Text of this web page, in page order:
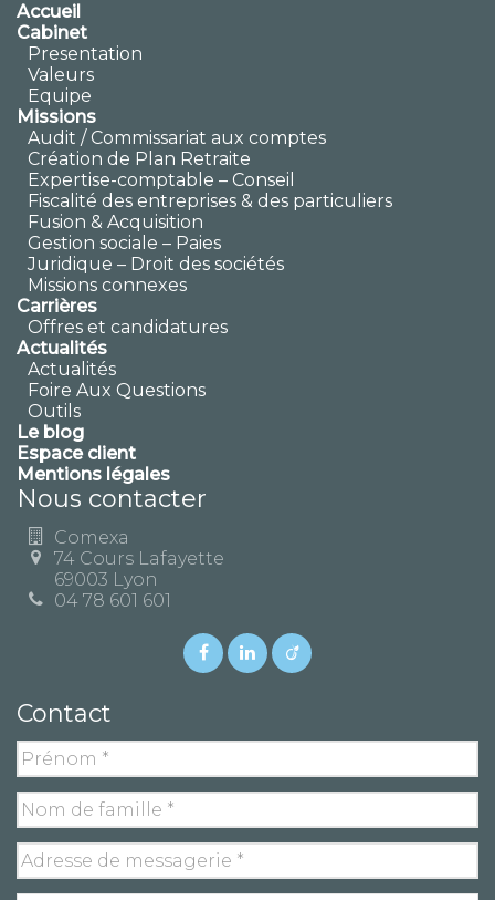
Accueil
Cabinet
Presentation
Valeurs
Equipe
Missions
Audit / Commissariat aux comptes
Création de Plan Retraite
Expertise-comptable – Conseil
Fiscalité des entreprises & des particuliers
Fusion & Acquisition
Gestion sociale – Paies
Juridique – Droit des sociétés
Missions connexes
Carrières
Offres et candidatures
Actualités
Actualités
Foire Aux Questions
Outils
Le blog
Espace client
Mentions légales
Nous contacter
Comexa
74 Cours Lafayette
69003 Lyon
04 78 601 601
Contact